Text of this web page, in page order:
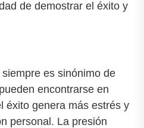
de demostrar el éxito y
es sinónimo de
encontrarse en
éxito genera más estrés y
personal. La presión